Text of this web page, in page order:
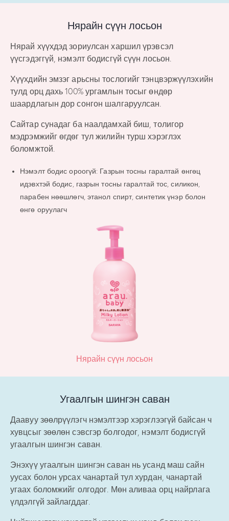
Нярайн сүүн лосьон​
Нярай хүүхдэд зориулсан харшил үрэвсэл
үүсгэдэггүй, нэмэлт бодисгүй сүүн лосьон.
Хүүхдийн эмзэг арьсны тослогийг тэнцвэржүүлэхийн
тулд орц дахь 100% ургамлын тосыг өндөр
шаардлагын дор сонгон шалгаруулсан.
Сайтар сунадаг ба наалдамхай биш, толигор
мэдрэмжийг өгдөг тул жилийн турш хэрэглэх
боломжтой.
Нэмэлт бодис ороогүй: Газрын тосны гаралтай өнгөц
идэвхтэй бодис, газрын тосны гаралтай тос, силикон,
парабен нөөшлөгч, этанол спирт, синтетик үнэр болон
өнгө оруулагч
Нярайн сүүн лосьон​
Угаалгын шингэн саван
Даавуу зөөлрүүлэгч нэмэлтээр хэрэглээгүй байсан ч
хувцсыг зөөлөн сэвсгэр болгодог, нэмэлт бодисгүй
угаалгын шингэн саван.
Энэхүү угаалгын шингэн саван нь усанд маш сайн
уусах болон урсах чанартай тул хурдан, чанартай
угаах боломжийг олгодог. Мөн аливаа орц найрлага
үлдэлгүй зайлагддаг.